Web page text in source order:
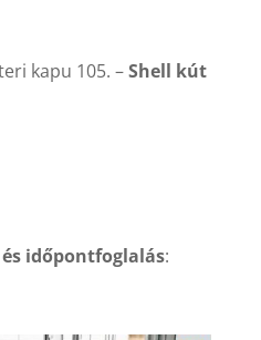
kapu 105. –Shell kút
időpontfoglalás: